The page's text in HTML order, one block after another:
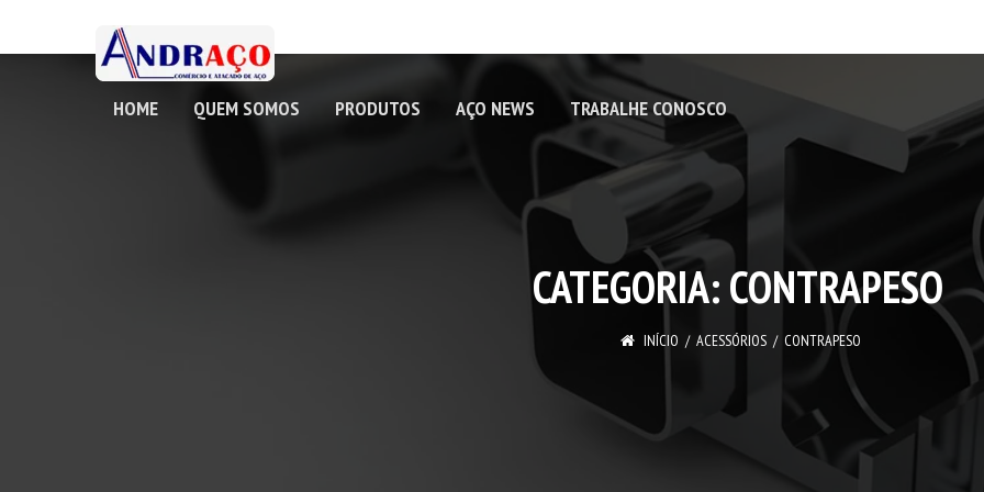
HOME QUEM SOMOS PRODUTOS AÇO NEWS TRABALHE CONOSCO
CATEGORIA:CONTRAPESO
INÍCIO ACESSÓRIOS CONTRAPESO